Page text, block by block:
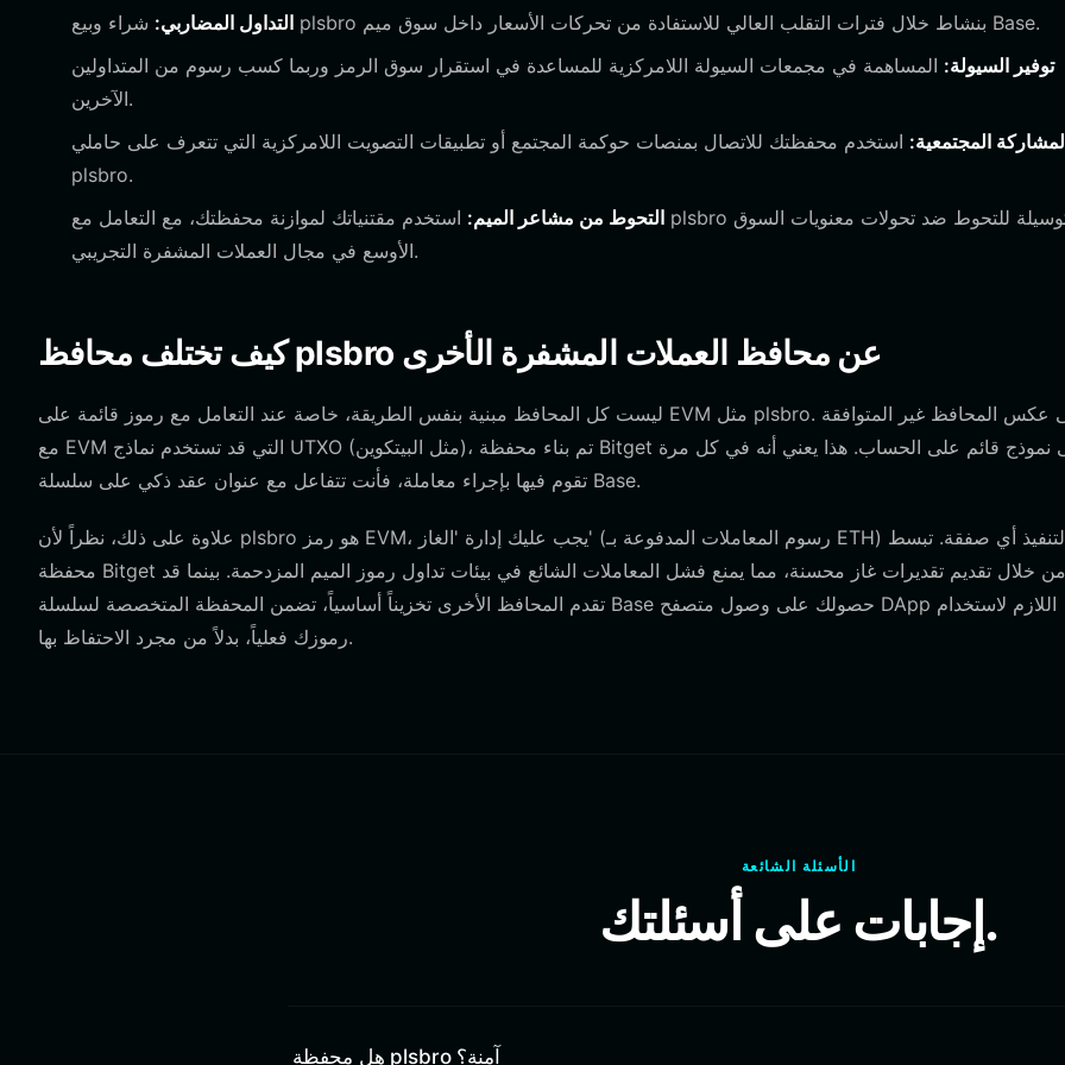
التداول المضاربي:
شراء وبيع plsbro بنشاط خلال فترات التقلب العالي للاستفادة من تحركات الأسعار داخل سوق ميم Base.
توفير السيولة: المساهمة في مجمعات السيولة اللامركزية للمساعدة في استقرار سوق الرمز وربما كسب رسوم من المتداولين
الآخرين.
المجتمعية: استخدم محفظتك للاتصال بمنصات حوكمة المجتمع أو تطبيقات التصويت اللامركزية التي تتعرف على حاملي
plsbro.
التحوط من مشاعر الميم: استخدم مقتنياتك لموازنة محفظتك، مع التعامل مع plsbro كوسيلة للتحوط ضد تحولات معنويات السوق
الأوسع في مجال العملات المشفرة التجريبي.
كيف تختلف محافظ plsbro عن محافظ العملات المشفرة الأخرى
ليست كل المحافظ مبنية بنفس الطريقة، خاصة عند التعامل مع رموز قائمة على EVM مثل plsbro. على عكس المحافظ غير المتوافقة
مع EVM التي قد تستخدم نماذج UTXO (مثل البيتكوين)، تم بناء محفظة Bitget على نموذج قائم على الحساب. هذا يعني أنه في كل مرة
تقوم فيها بإجراء معاملة، فأنت تتفاعل مع عنوان عقد ذكي على سلسلة Base.
علاوة على ذلك، نظراً لأن plsbro هو رمز EVM، يجب عليك إدارة 'الغاز' (رسوم المعاملات المدفوعة بـ ETH) لتنفيذ أي صفقة. تبسط
محفظة Bitget هذا من خلال تقديم تقديرات غاز محسنة، مما يمنع فشل المعاملات الشائع في بيئات تداول رموز الميم المزدحمة. بينما قد
تقدم المحافظ الأخرى تخزيناً أساسياً، تضمن المحفظة المتخصصة لسلسلة Base حصولك على وصول متصفح DApp اللازم لاستخدام
رموزك فعلياً، بدلاً من مجرد الاحتفاظ بها.
الأسئلة الشائعة
إجابات على أسئلتك.
هل محفظة plsbro آمنة؟